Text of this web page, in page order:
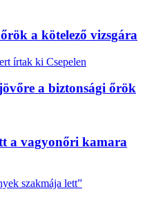
a kötelező vizsgára
a biztonsági őrök
a vagyonőri kamara